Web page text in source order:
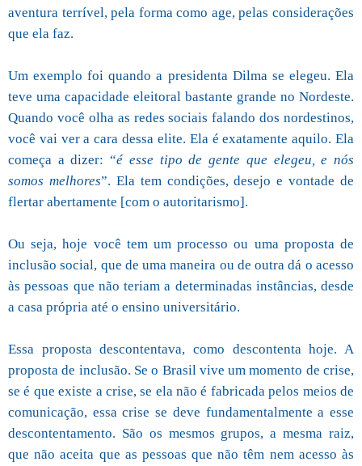
aventura terrível, pela forma como age, pelas considerações
que ela faz.
Um exemplo foi quando a presidenta Dilma se elegeu. Ela
teve uma capacidade eleitoral bastante grande no Nordeste.
Quando você olha as redes sociais falando dos nordestinos,
você vai ver a cara dessa elite. Ela é exatamente aquilo. Ela
começa a dizer: “é esse tipo de gente que elegeu, e nós
somos melhores”. Ela tem condições, desejo e vontade de
flertar abertamente [com o autoritarismo].
Ou seja, hoje você tem um processo ou uma proposta de
inclusão social, que de uma maneira ou de outra dá o acesso
às pessoas que não teriam a determinadas instâncias, desde
a casa própria até o ensino universitário.
Essa proposta descontentava, como descontenta hoje. A
proposta de inclusão. Se o Brasil vive um momento de crise,
se é que existe a crise, se ela não é fabricada pelos meios de
comunicação, essa crise se deve fundamentalmente a esse
descontentamento. São os mesmos grupos, a mesma raiz,
que não aceita que as pessoas que não têm nem acesso às